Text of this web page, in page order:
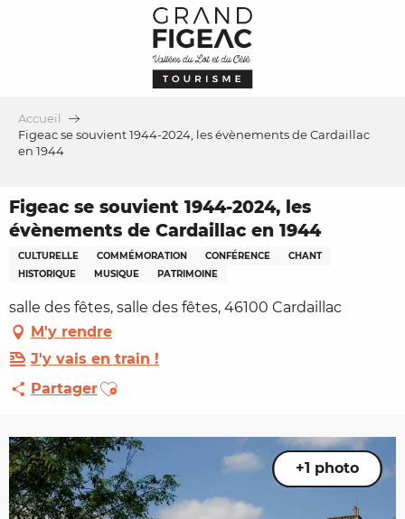
Accueil
Figeac se souvient 1944-2024, les évènements de Cardaillac
en 1944
Figeac se souvient 1944-2024, les
évènements de Cardaillac en 1944
CULTURELLE COMMÉMORATION CONFÉRENCE
CHANT
HISTORIQUE
MUSIQUE PATRIMOINE
salle des fêtes, salle des fêtes, 46100 Cardaillac
M'y rendre
J'y vais en train !
PartagerAjouter aux favoris
+1 photo